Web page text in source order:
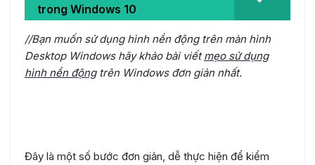
trong Windows 10
//Bạn muốn sử dụng hình nền động trên màn hình
Desktop Windows hãy khảo bài viếtmẹo sử dụng
hình nền độngtrên Windows đơn giản nhất.
Đây là một số bước đơn giản, dễ thực hiện để kiểm